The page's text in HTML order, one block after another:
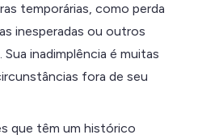
temporárias, como perda
inesperadas ou outros
inadimplência é muitas
fora de seu
que têm um histórico